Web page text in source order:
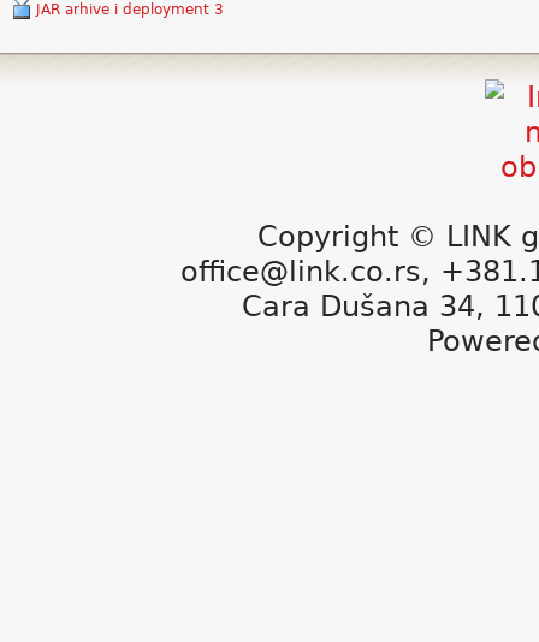
JAR arhive i deployment 3
Copyright © LINK
office@link.co.rs,
Cara Dušana 34,